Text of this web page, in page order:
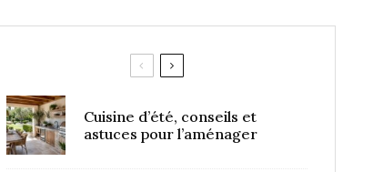
Cuisine d’été, conseils et
astuces pour l’aménager